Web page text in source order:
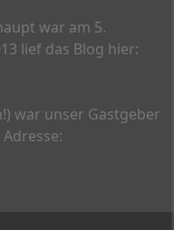
war am 5.
lief das Blog hier:
war unser Gastgeber